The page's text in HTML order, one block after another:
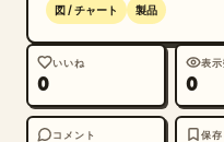
図 / チャート 製品
いいね
0
表示
0
コメント 保存